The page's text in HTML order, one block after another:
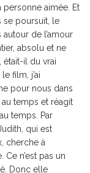
aimée. Et
se poursuit, le
de l’amour
absolu et ne
était-il du vrai
film, j’ai
pour nous dans
au temps et réagit
temps. Par
qui est
cherche à
n’est pas un
Donc elle